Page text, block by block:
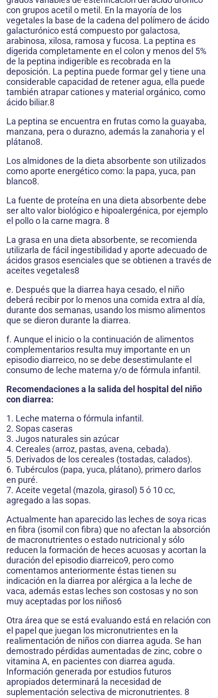
con grupos acetil o metil. En la mayoría de los
vegetales la base de la cadena del polímero de ácido
galacturónico está compuesto por galactosa,
arabinosa, xilosa, ramosa y fucosa. La peptina es
digerida completamente en el colon y menos del 5%
de la peptina indigerible es recobrada en la
deposición. La peptina puede formar gel y tiene una
considerable capacidad de retener agua, ella puede
también atrapar cationes y material orgánico, como
ácido biliar.8
La peptina se encuentra en frutas como la guayaba,
manzana, pera o durazno, además la zanahoria y el
plátano8.
Los almidones de la dieta absorbente son utilizados
como aporte energético como: la papa, yuca, pan
blanco8.
La fuente de proteína en una dieta absorbente debe
ser alto valor biológico e hipoalergénica, por ejemplo
el pollo o la carne magra. 8
La grasa en una dieta absorbente, se recomienda
utilizarla de fácil ingestibilidad y aporte adecuado de
ácidos grasos esenciales que se obtienen a través de
aceites vegetales8
e. Después que la diarrea haya cesado, el niño
deberá recibir por lo menos una comida extra al día,
durante dos semanas, usando los mismo alimentos
que se dieron durante la diarrea.
f. Aunque el inicio o la continuación de alimentos
complementarios resulta muy importante en un
episodio diarreico, no se debe desestimulante el
consumo de leche materna y/o de fórmula infantil.
Recomendaciones a la salida del hospital del niño
con diarrea:
1. Leche materna o fórmula infantil.
2. Sopas caseras
3. Jugos naturales sin azúcar
4. Cereales (arroz, pastas, avena, cebada).
5. Derivados de los cereales (tostadas, calados).
6. Tubérculos (papa, yuca, plátano), primero darlos
en puré.
7. Aceite vegetal (mazola, girasol) 5 ó 10 cc,
agregado a las sopas.
Actualmente han aparecido las leches de soya ricas
en fibra (isomil con fibra) que no afectan la absorción
de macronutrientes o estado nutricional y sólo
reducen la formación de heces acuosas y acortan la
duración del episodio diarreico9, pero como
comentamos anteriormente éstas tienen su
indicación en la diarrea por alérgica a la leche de
vaca, además estas leches son costosas y no son
muy aceptadas por los niños6
Otra área que se está evaluando está en relación con
el papel que juegan los micronutrientes en la
realimentación de niños con diarrea aguda. Se han
demostrado pérdidas aumentadas de zinc, cobre o
vitamina A, en pacientes con diarrea aguda.
Información generada por estudios futuros
apropiados determinará la necesidad de
suplementación selectiva de micronutrientes. 8